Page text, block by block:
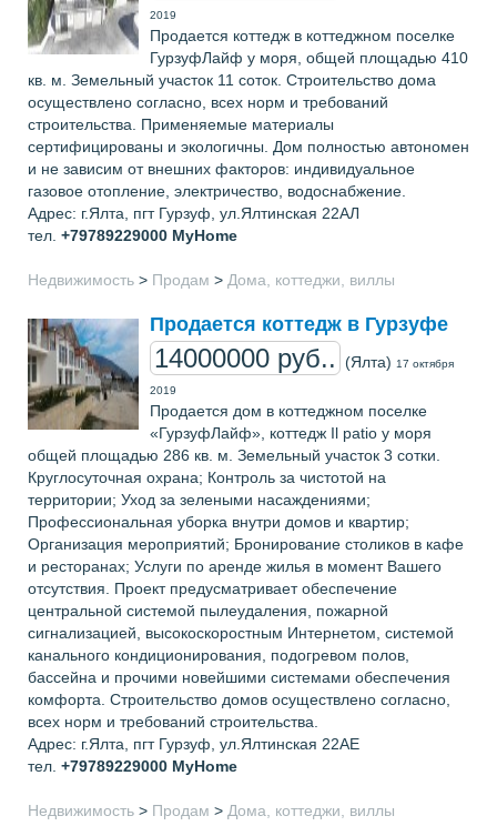
2019
Продается коттедж в коттеджном поселке
ГурзуфЛайф у моря, общей площадью 410
кв. м. Земельный участок 11 соток. Строительство дома
осуществлено согласно, всех норм и требований
строительства. Применяемые материалы
сертифицированы и экологичны. Дом полностью автономен
и не зависим от внешних факторов: индивидуальное
газовое отопление, электричество, водоснабжение.
Адрес: г.Ялта, пгт Гурзуф, ул.Ялтинская 22АЛ
тел. +79789229000 MyHome
Недвижимость > Продам > Дома, коттеджи, виллы
Продается коттедж в Гурзуфе
14000000 руб.. (Ялта) 17 октября
2019
Продается дом в коттеджном поселке
«ГурзуфЛайф», коттедж Il patio у моря
общей площадью 286 кв. м. Земельный участок 3 сотки.
Круглосуточная охрана; Контроль за чистотой на
территории; Уход за зелеными насаждениями;
Профессиональная уборка внутри домов и квартир;
Организация мероприятий; Бронирование столиков в кафе
и ресторанах; Услуги по аренде жилья в момент Вашего
отсутствия. Проект предусматривает обеспечение
центральной системой пылеудаления, пожарной
сигнализацией, высокоскоростным Интернетом, системой
канального кондиционирования, подогревом полов,
бассейна и прочими новейшими системами обеспечения
комфорта. Строительство домов осуществлено согласно,
всех норм и требований строительства.
Адрес: г.Ялта, пгт Гурзуф, ул.Ялтинская 22АЕ
тел. +79789229000 MyHome
Недвижимость > Продам > Дома, коттеджи, виллы